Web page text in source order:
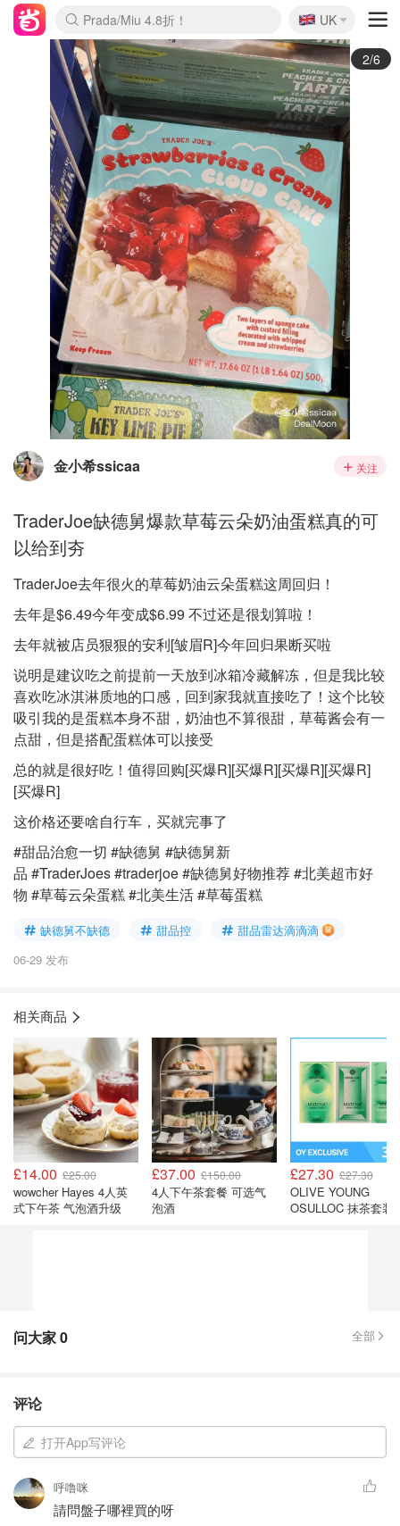
麦卢卡蜂蜜夏促！个位数！
Prada/Miu 4.8折！
啥？必胜客披萨5折！
🇬🇧
UK
3/6
金小希ssicaa 关注
TraderJoe缺德舅爆款草莓云朵奶油蛋糕真的可
以给到夯
TraderJoe去年很火的草莓奶油云朵蛋糕这周回归！
去年是$6.49今年变成$6.99 不过还是很划算啦！
去年就被店员狠狠的安利[皱眉R]今年回归果断买啦
说明是建议吃之前提前一天放到冰箱冷藏解冻，但是我比较
喜欢吃冰淇淋质地的口感，回到家我就直接吃了！这个比较
吸引我的是蛋糕本身不甜，奶油也不算很甜，草莓酱会有一
点甜，但是搭配蛋糕体可以接受
总的就是很好吃！值得回购[买爆R][买爆R][买爆R][买爆R]
[买爆R]
这价格还要啥自行车，买就完事了
#甜品治愈一切 #缺德舅 #缺德舅新
品 #TraderJoes #traderjoe #缺德舅好物推荐 #北美超市好
物 #草莓云朵蛋糕 #北美生活 #草莓蛋糕
缺德舅不缺德 甜品控
甜品雷达滴滴滴
06-29 发布
相关商品
£14.00 £25.00
wowcher Hayes 4人英
式下午茶 气泡酒升级
£37.00 £150.00
4人下午茶套餐 可选气
泡酒
£27.30 £27.30
OLIVE YOUNG
OSULLOC 抹茶套装
问大家0 全部
评论
打开App写评论
呼噜咪
請問盤子哪裡買的呀